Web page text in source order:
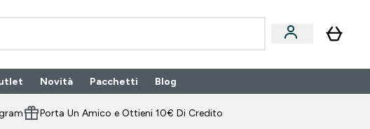
in Abbonamento submenu
Novità Pacchetti Enter Pacchetti submenu
Blog
Porta Un Amico e Ottieni 10€ Di Credito